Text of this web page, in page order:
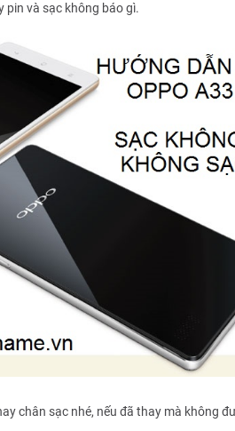
pin và sạc không báo gì.
chân sạc nhé, nếu đã thay mà không